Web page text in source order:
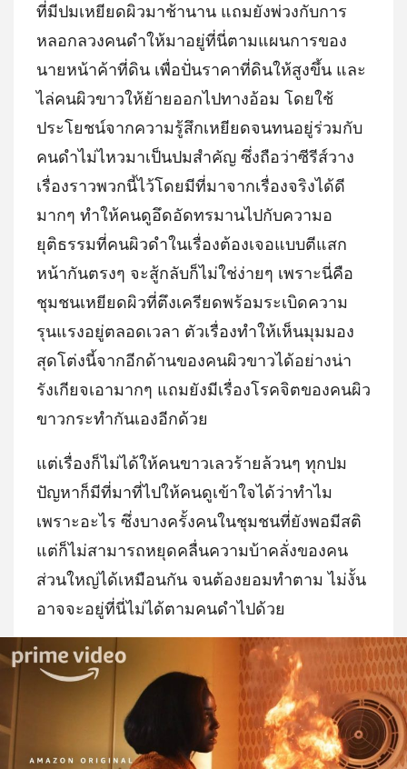
ที่มีปมเหยียดผิวมาช้านาน แถมยังพ่วงกับการ
หลอกลวงคนดำให้มาอยู่ที่นี่ตามแผนการของ
นายหน้าค้าที่ดิน เพื่อปั่นราคาที่ดินให้สูงขึ้น และ
ไล่คนผิวขาวให้ย้ายออกไปทางอ้อม โดยใช้
ประโยชน์จากความรู้สึกเหยียดจนทนอยู่ร่วมกับ
คนดำไม่ไหวมาเป็นปมสำคัญ ซึ่งถือว่าซีรีส์วาง
เรื่องราวพวกนี้ไว้โดยมีที่มาจากเรื่องจริงได้ดี
มากๆ ทำให้คนดูอึดอัดทรมานไปกับความอ
ยุติธรรมที่คนผิวดำในเรื่องต้องเจอแบบตีแสก
หน้ากันตรงๆ จะสู้กลับก็ไม่ใช่ง่ายๆ เพราะนี่คือ
ชุมชนเหยียดผิวที่ตึงเครียดพร้อมระเบิดความ
รุนแรงอยู่ตลอดเวลา ตัวเรื่องทำให้เห็นมุมมอง
สุดโต่งนี้จากอีกด้านของคนผิวขาวได้อย่างน่า
รังเกียจเอามากๆ แถมยังมีเรื่องโรคจิตของคนผิว
ขาวกระทำกันเองอีกด้วย
แต่เรื่องก็ไม่ได้ให้คนขาวเลวร้ายล้วนๆ ทุกปม
ปัญหาก็มีที่มาที่ไปให้คนดูเข้าใจได้ว่าทำไม
เพราะอะไร ซึ่งบางครั้งคนในชุมชนที่ยังพอมีสติ
แต่ก็ไม่สามารถหยุดคลื่นความบ้าคลั่งของคน
ส่วนใหญ่ได้เหมือนกัน จนต้องยอมทำตาม ไม่งั้น
อาจจะอยู่ที่นี่ไม่ได้ตามคนดำไปด้วย